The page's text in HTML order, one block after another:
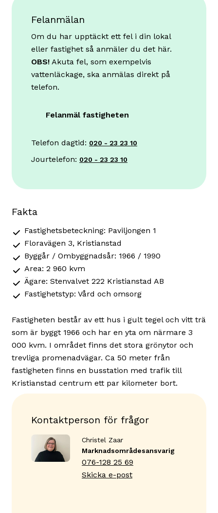
Felanmälan
Om du har upptäckt ett fel i din lokal
eller fastighet så anmäler du det här.
OBS! Akuta fel, som exempelvis
vattenläckage, ska anmälas direkt på
telefon.
Felanmäl fastigheten
Telefon dagtid: 020 - 23 23 10
Jourtelefon: 020 - 23 23 10
Fakta
Fastighetsbeteckning: Paviljongen 1
Floravägen 3, Kristianstad
Byggår / Ombyggnadsår: 1966 / 1990
Area: 2 960 kvm
Ägare: Stenvalvet 222 Kristianstad AB
Fastighetstyp: Vård och omsorg
Fastigheten består av ett hus i gult tegel och vitt trä
som är byggt 1966 och har en yta om närmare 3
000 kvm. I området finns det stora grönytor och
trevliga promenadvägar. Ca 50 meter från
fastigheten finns en busstation med trafik till
Kristianstad centrum ett par kilometer bort.
Kontaktperson för frågor
Christel Zaar
Marknadsområdes­ansvarig
076-128 25 69
Skicka e-post